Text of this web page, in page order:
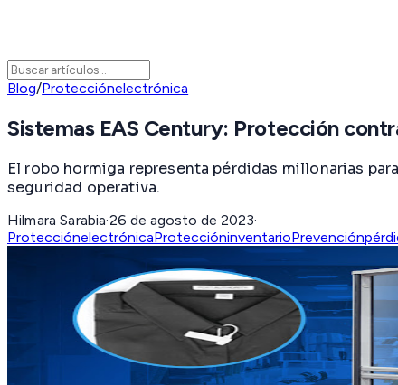
Blog/Protecciónelectrónica
Sistemas EAS Century: Protección
El robo hormiga representa pérdidas millonarias
seguridad operativa.
Hilmara Sarabia·26 de agosto de 2023·
ProtecciónelectrónicaProteccióninventario